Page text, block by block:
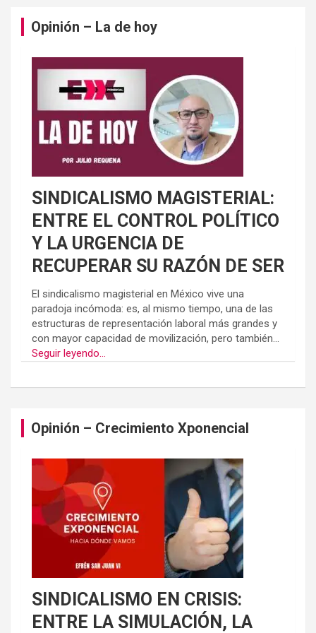
Opinión – La de hoy
SINDICALISMO MAGISTERIAL:
ENTRE EL CONTROL POLÍTICO
Y LA URGENCIA DE
RECUPERAR SU RAZÓN DE SER
El sindicalismo magisterial en México vive una
paradoja incómoda: es, al mismo tiempo, una de las
estructuras de representación laboral más grandes y
con mayor capacidad de movilización, pero también...
Seguir leyendo...
Opinión – Crecimiento Xponencial
SINDICALISMO EN CRISIS:
ENTRE LA SIMULACIÓN, LA